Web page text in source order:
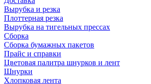
Вырубка и резка
Плоттерная резка
Вырубка на тигельных прессах
Сборка
Сборка бумажных пакетов
Прайс и справки
Цветовая палитра шнурков и лент
Шнурки
Хлопковая лента